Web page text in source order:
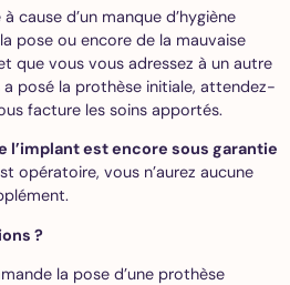
cause d’un manque d’hygiène
pose ou encore de la mauvaise
que vous vous adressez à un autre
posé la prothèse initiale, attendez-
facture les soins apportés.
l’implant est encore sous garantie
opératoire, vous n’aurez aucune
?
la pose d’une prothèse